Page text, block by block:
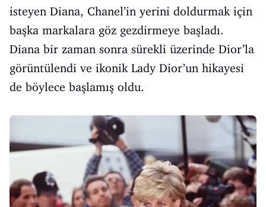
isteyen Diana, Chanel’in yerini doldurmak için
başka markalara göz gezdirmeye başladı.
Diana bir zaman sonra sürekli üzerinde Dior’la
görüntülendi ve ikonik Lady Dior’un hikayesi
de böylece başlamış oldu.